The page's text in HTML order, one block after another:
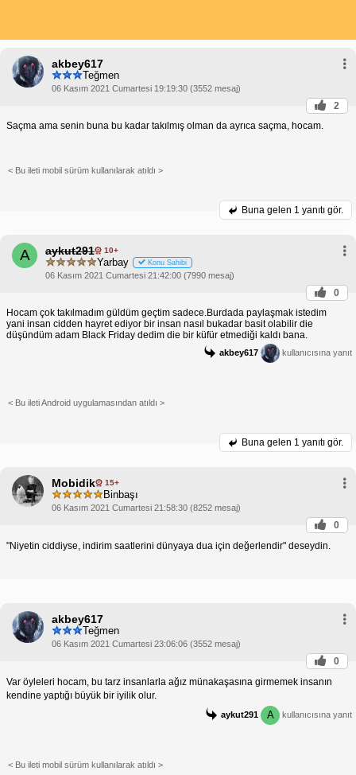
akbey617
Teğmen
06 Kasım 2021 Cumartesi 19:19:30 (3552 mesaj)
2
Saçma ama senin buna bu kadar takılmış olman da ayrıca saçma, hocam.
< Bu ileti mobil sürüm kullanılarak atıldı >
Buna gelen 1 yanıtı gör.
A aykut291 10+
Yarbay Konu Sahibi
06 Kasım 2021 Cumartesi 21:42:00 (7990 mesaj)
0
Hocam çok takılmadım güldüm geçtim sadece.Burdada paylaşmak istedim
yani insan cidden hayret ediyor bir insan nasıl bukadar basit olabilir die
düşündüm adam Black Friday dedim die bir küfür etmediği kaldı bana.
akbey617 kullanıcısına yanıt
< Bu ileti Android uygulamasından atıldı >
Buna gelen 1 yanıtı gör.
Mobidik 15+
Binbaşı
06 Kasım 2021 Cumartesi 21:58:30 (8252 mesaj)
0
"Niyetin ciddiyse, indirim saatlerini dünyaya dua için değerlendir" deseydin.
akbey617
Teğmen
06 Kasım 2021 Cumartesi 23:06:06 (3552 mesaj)
0
Var öyleleri hocam, bu tarz insanlarla ağız münakaşasına girmemek insanın
kendine yaptığı büyük bir iyilik olur.
aykut291 A kullanıcısına yanıt
< Bu ileti mobil sürüm kullanılarak atıldı >